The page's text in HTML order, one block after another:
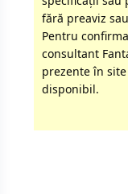
fără preaviz
Pentru
consultant
prezente în
disponibil.